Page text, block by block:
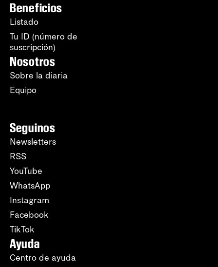
Beneficios
Listado
Tu ID (número de
suscripción)
Nosotros
Sobre la diaria
Equipo
Seguinos
Newsletters
RSS
YouTube
WhatsApp
Instagram
Facebook
TikTok
Ayuda
Centro de ayuda